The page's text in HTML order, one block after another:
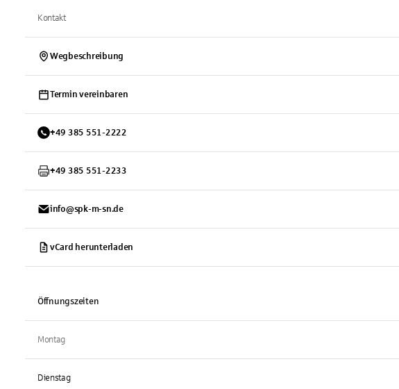
Kontakt
Wegbeschreibung
Termin vereinbaren
+49 385 551-2222
+49 385 551-2233
info@spk-m-sn.de
vCard herunterladen
Öffnungszeiten
Montag
Dienstag